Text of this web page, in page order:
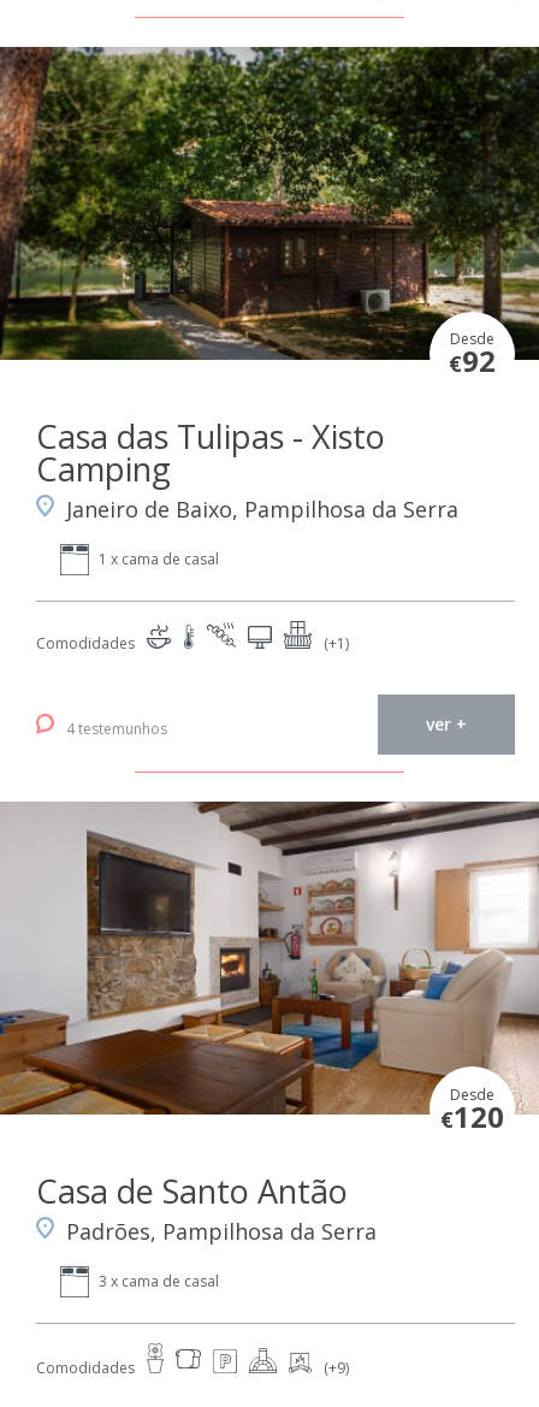
Desde
€92
Casa das Tulipas - Xisto
Camping
Janeiro de Baixo, Pampilhosa da Serra
1 x cama de casal
Comodidades (+1)
4 testemunhos ver +
Desde
€120
Casa de Santo Antão
Padrões, Pampilhosa da Serra
3 x cama de casal
Comodidades (+9)